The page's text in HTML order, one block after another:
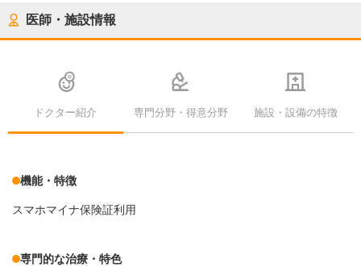
医師・施設情報
ドクター紹介 専門分野・得意分野 施設・設備の特徴
機能・特徴
スマホマイナ保険証利用
専門的な治療・特色